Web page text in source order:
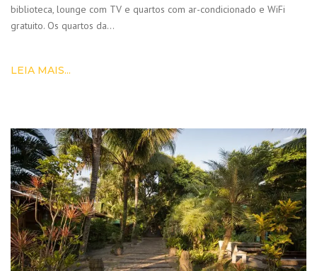
biblioteca, lounge com TV e quartos com ar-condicionado e WiFi
gratuito. Os quartos da…
LEIA MAIS...